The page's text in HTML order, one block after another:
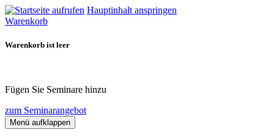
Hauptinhalt anspringen
Warenkorb
Warenkorb ist leer
Fügen Sie Seminare hinzu
zum Seminarangebot
Menü aufklappen